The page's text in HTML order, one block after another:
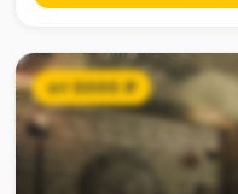
от5000₽